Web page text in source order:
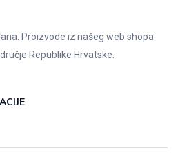
Proizvode iz našeg web shopa
Republike Hrvatske.